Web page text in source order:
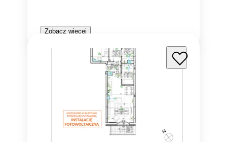
Zobacz więcej